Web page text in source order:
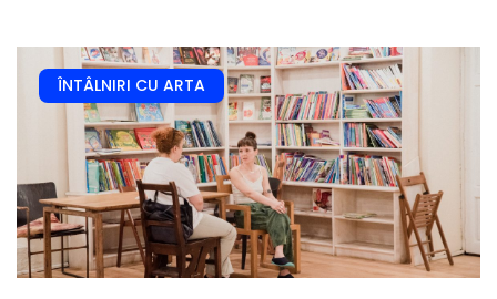
ÎNTÂLNIRI CU ARTA